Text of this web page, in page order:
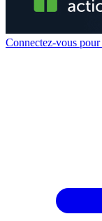
Connectez-vous